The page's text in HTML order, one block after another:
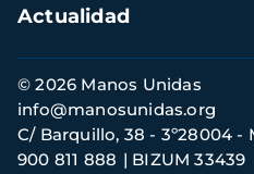
Actualidad
Información
de
contacto
© 2026 Manos Unidas
C/ Barquillo, 38 - 3º28004 -
900 811 888
BIZUM 33439
info@manosunidas.org